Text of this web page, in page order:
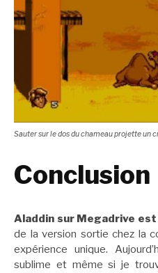
Sauter sur le dos du chameau projette un
Conclusion
Aladdin sur Megadrive
de la version sortie chez la
expérience unique.
sublime et même si je